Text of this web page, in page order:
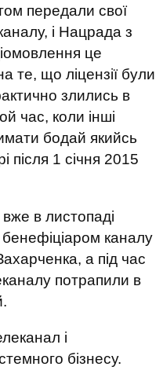
передали свої
і Нацрада з
це
те, що ліцензії були
злились в
час, коли інші
бодай якийсь
після 1 січня 2015
в листопаді
каналу
а під час
потрапили в
і
бізнесу.